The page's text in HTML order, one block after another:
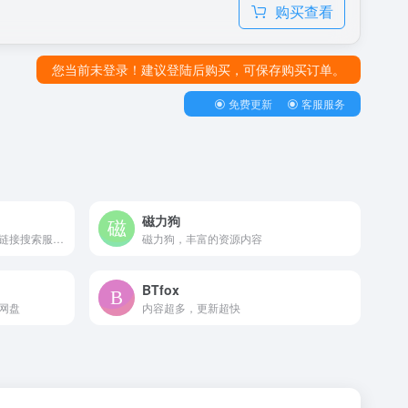
购买查看
您当前未登录！建议登陆后购买，可保存购买订单。
免费更新 客服服务
磁力狗
磁力狗，丰富的资源内容
盘
BTfox
内容超多，更新超快